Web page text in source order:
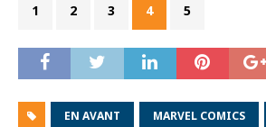
1 2 3 4 5
EN AVANT MARVEL COMICS